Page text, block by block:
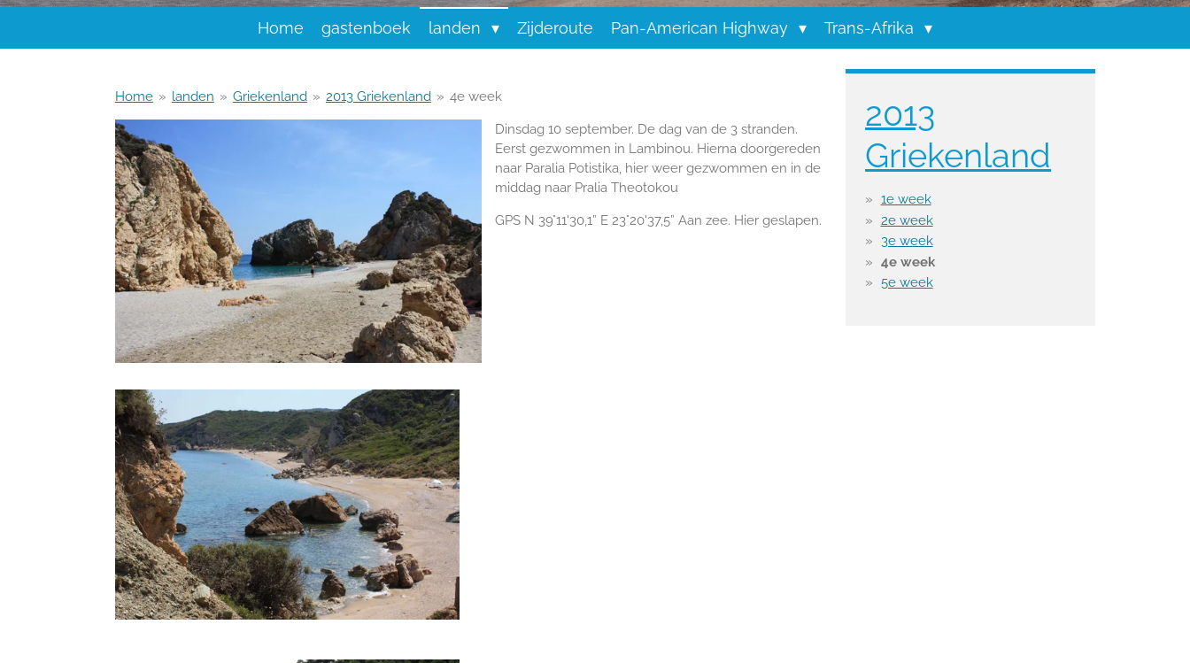
Home gastenboek landen Zijderoute Pan-American Highway Trans-Afrika
Home » landen » Griekenland » 2013 Griekenland » 4e week
Dinsdag 10 september. De dag van de 3 stranden.
Eerst gezwommen in Lambinou. Hierna doorgereden
naar Paralia Potistika, hier weer gezwommen en in de
middag naar Pralia Theotokou
GPS N 39°11'30,1” E 23°20'37,5” Aan zee. Hier geslapen.
2013
Griekenland
1e week
2e week
3e week
4e week
5e week